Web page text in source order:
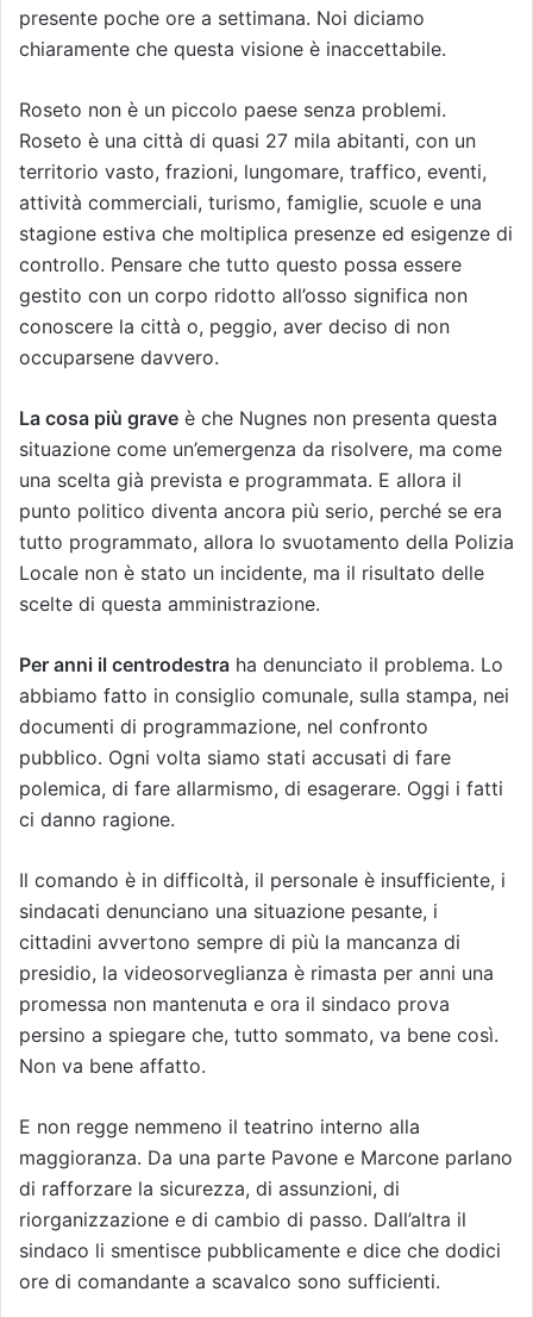
presente poche ore a settimana. Noi diciamo
chiaramente che questa visione è inaccettabile.
Roseto non è un piccolo paese senza problemi.
Roseto è una città di quasi 27 mila abitanti, con un
territorio vasto, frazioni, lungomare, traffico, eventi,
attività commerciali, turismo, famiglie, scuole e una
stagione estiva che moltiplica presenze ed esigenze di
controllo. Pensare che tutto questo possa essere
gestito con un corpo ridotto all’osso significa non
conoscere la città o, peggio, aver deciso di non
occuparsene davvero.
La cosa più grave è che Nugnes non presenta questa
situazione come un’emergenza da risolvere, ma come
una scelta già prevista e programmata. E allora il
punto politico diventa ancora più serio, perché se era
tutto programmato, allora lo svuotamento della Polizia
Locale non è stato un incidente, ma il risultato delle
scelte di questa amministrazione.
Per anni il centrodestra ha denunciato il problema. Lo
abbiamo fatto in consiglio comunale, sulla stampa, nei
documenti di programmazione, nel confronto
pubblico. Ogni volta siamo stati accusati di fare
polemica, di fare allarmismo, di esagerare. Oggi i fatti
ci danno ragione.
Il comando è in difficoltà, il personale è insufficiente, i
sindacati denunciano una situazione pesante, i
cittadini avvertono sempre di più la mancanza di
presidio, la videosorveglianza è rimasta per anni una
promessa non mantenuta e ora il sindaco prova
persino a spiegare che, tutto sommato, va bene così.
Non va bene affatto.
E non regge nemmeno il teatrino interno alla
maggioranza. Da una parte Pavone e Marcone parlano
di rafforzare la sicurezza, di assunzioni, di
riorganizzazione e di cambio di passo. Dall’altra il
sindaco li smentisce pubblicamente e dice che dodici
ore di comandante a scavalco sono sufficienti.